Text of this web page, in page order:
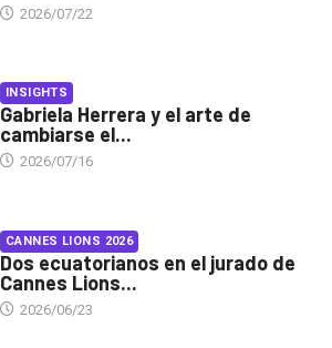
2026/07/22
INSIGHTS
Gabriela Herrera y el arte de
cambiarse el...
2026/07/16
CANNES LIONS 2026
Dos ecuatorianos en el jurado de
Cannes Lions...
2026/06/23